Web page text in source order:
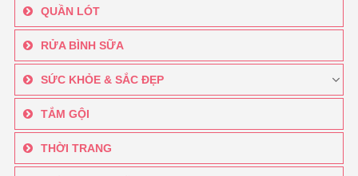
QUẦN LÓT
RỬA BÌNH SỮA
SỨC KHỎE & SẮC ĐẸP
TẮM GỘI
THỜI TRANG